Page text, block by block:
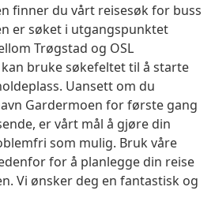
finner du vårt reisesøk for buss
er søket i utgangspunktet
Trøgstad og OSL
bruke søkefeltet til å starte
Uansett om du
Gardermoen for første gang
er vårt mål å gjøre din
som mulig. Bruk våre
for å planlegge din reise
Vi ønsker deg en fantastisk og